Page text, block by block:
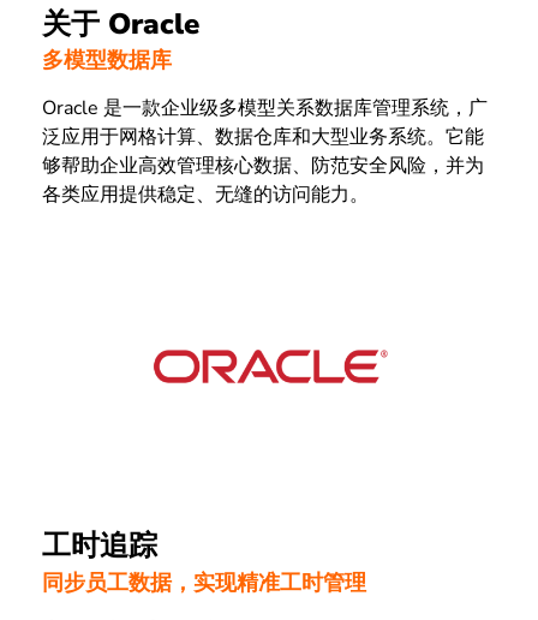
关于 Oracle
多模型数据库
Oracle 是一款企业级多模型关系数据库管理系统，广
泛应用于网格计算、数据仓库和大型业务系统。它能
够帮助企业高效管理核心数据、防范安全风险，并为
各类应用提供稳定、无缝的访问能力。
工时追踪
同步员工数据，实现精准工时管理